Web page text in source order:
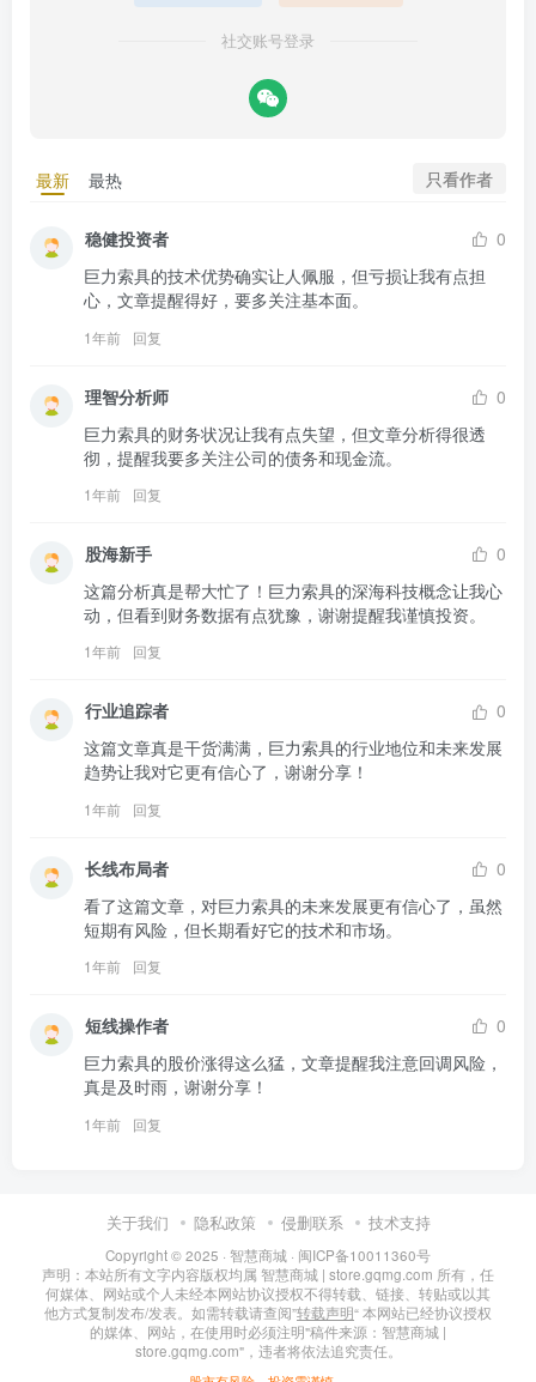
社交账号登录
最新 最热 只看作者
稳健投资者
0
巨力索具的技术优势确实让人佩服，但亏损让我有点担
心，文章提醒得好，要多关注基本面。
1年前 回复
理智分析师
0
巨力索具的财务状况让我有点失望，但文章分析得很透
彻，提醒我要多关注公司的债务和现金流。
1年前 回复
股海新手
0
这篇分析真是帮大忙了！巨力索具的深海科技概念让我心
动，但看到财务数据有点犹豫，谢谢提醒我谨慎投资。
1年前 回复
行业追踪者
0
这篇文章真是干货满满，巨力索具的行业地位和未来发展
趋势让我对它更有信心了，谢谢分享！
1年前 回复
长线布局者
0
看了这篇文章，对巨力索具的未来发展更有信心了，虽然
短期有风险，但长期看好它的技术和市场。
1年前 回复
短线操作者
0
巨力索具的股价涨得这么猛，文章提醒我注意回调风险，
真是及时雨，谢谢分享！
1年前 回复
关于我们 隐私政策 侵删联系 技术支持
Copyright © 2025 · 智慧商城 · 闽ICP备10011360号
声明：本站所有文字内容版权均属 智慧商城 | store.gqmg.com 所有，任
何媒体、网站或个人未经本网站协议授权不得转载、链接、转贴或以其
他方式复制发布/发表。如需转载请查阅”转载声明“ 本网站已经协议授权
的媒体、网站，在使用时必须注明"稿件来源：智慧商城 |
store.gqmg.com"，违者将依法追究责任。